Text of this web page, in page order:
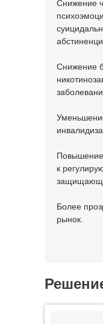
Снижение
Снижение
Повышение
к
Более
рынок.